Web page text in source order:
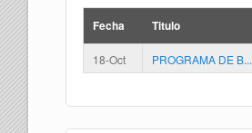
Fecha Titulo
18-Oct PROGRAMA DE B...